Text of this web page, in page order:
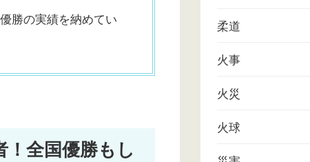
勝の実績を納めてい
！全国優勝もし
柔道
火事
火災
火球